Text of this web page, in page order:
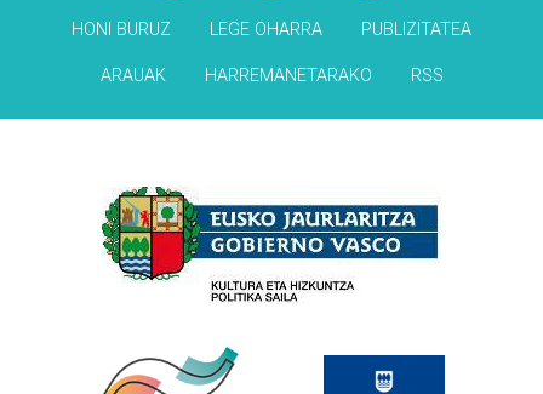
HONI BURUZ LEGE OHARRA PUBLIZITATEA
ARAUAK HARREMANETARAKO RSS